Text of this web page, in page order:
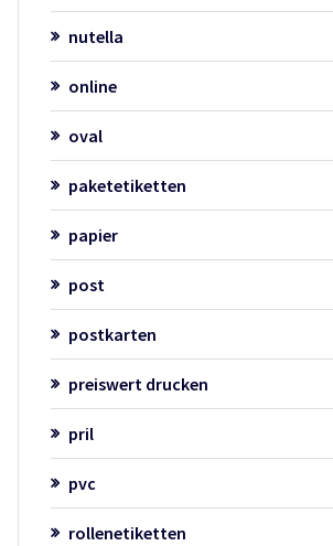
nutella
online
oval
paketetiketten
papier
post
postkarten
preiswert drucken
pril
pvc
rollenetiketten